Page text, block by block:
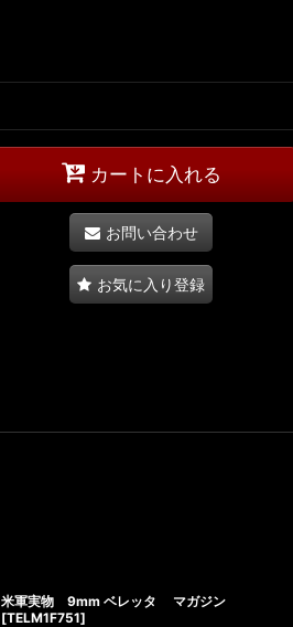
カートに入れる
お問い合わせ
お気に入り登録
米軍実物 9mm ベレッタ マガジン
[TELM1F751]